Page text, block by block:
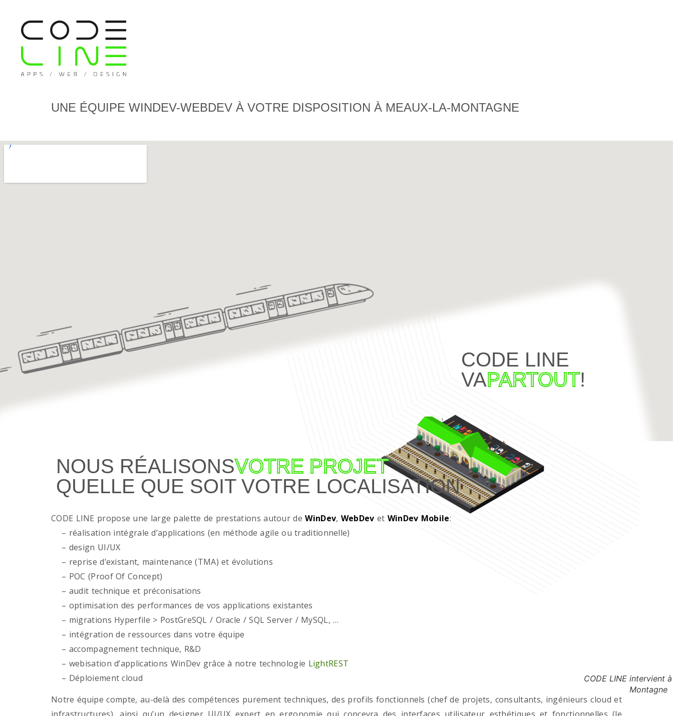
UNE ÉQUIPE WINDEV-WEBDEV À VOTRE DISPOSITION À MEAUX-LA-MONTAGNE
CODE LINE
VAPARTOUT!
NOUS RÉALISONSVOTRE PROJET
QUELLE QUE SOIT VOTRE LOCALISATION
CODE LINE propose une large palette de prestations autour deWinDev, WebDev et WinDev Mobile:
– réalisation intégrale d’applications (en méthode agile ou traditionnelle)
– design UI/UX
– reprise d’existant, maintenance (TMA) et évolutions
– POC (Proof Of Concept)
– audit technique et préconisations
– optimisation des performances de vos applications existantes
– migrations Hyperfile > PostGreSQL / Oracle / SQL Server / MySQL, …
– intégration de ressources dans votre équipe
– accompagnement technique, R&D
– webisation d’applications WinDev grâce à notre technologie LightREST
– Déploiement cloud
Notre équipe compte, au-delà des compétences purement techniques, des profils fonctionnels (chef de projets, consultants, ingénieurs cloud et
CODE LINE intervient
Montagne